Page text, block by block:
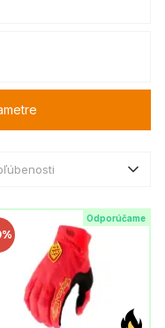
Odporúčame